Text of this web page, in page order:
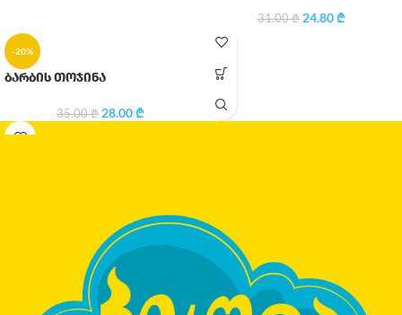
-20%
ბარბის თოჯინა
35.00₾ 28.00₾
31.00₾ 24.80₾